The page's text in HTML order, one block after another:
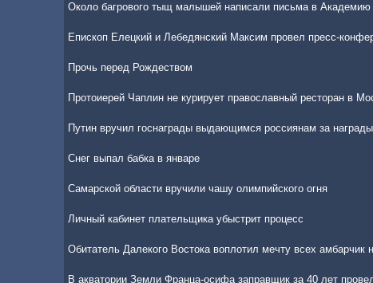
Около багрового тыщ малышей написали письма в
Епископ Елецкий и Лебедянский Максим провел пресс-
Прочь перед Рождеством
Протоиерей Чаплин не курирует православный ресторан в
Путин вручил госнаграды выдающимся россиянам за
Снег выпал бабка в январе
Самарской области вручили чашу олимпийского огня
Личный кабинет плательщика убыстрит процесс
Обитатель Далекого Востока воплотил мечту всех амбарчик
В акватории Земли Франца-осифа заправщик за 40 лет